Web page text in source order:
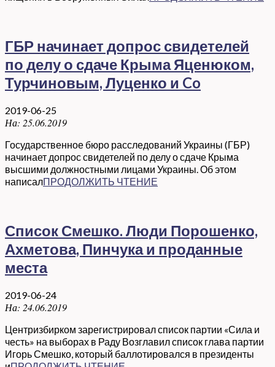
ГБР начинает допрос свидетелей
по делу о сдаче Крыма Яценюком,
Турчиновым, Луценко и Co
2019-06-25
На: 25.06.2019
Государственное бюро расследований Украины (ГБР)
начинает допрос свидетелей по делу о сдаче Крыма
высшими должностными лицами Украины. Об этом
написалПРОДОЛЖИТЬ ЧТЕНИЕ
Список Смешко. Люди Порошенко,
Ахметова, Пинчука и проданные
места
2019-06-24
На: 24.06.2019
Центризбирком зарегистрировал список партии «Сила и
честь» на выборах в Раду Возглавил список глава партии
Игорь Смешко, который баллотировался в президенты